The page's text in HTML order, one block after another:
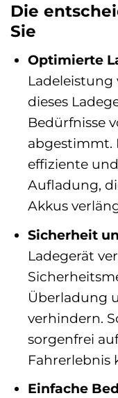
Die
Sie
Optimierte
Ladeleistung
dieses
Bedürfnisse
abgestimmt.
effiziente
Aufladung,
Akkus
Sicherheit
Ladegerät
Überladung
verhindern.
sorgenfrei
Fahrerlebnis
Einfache